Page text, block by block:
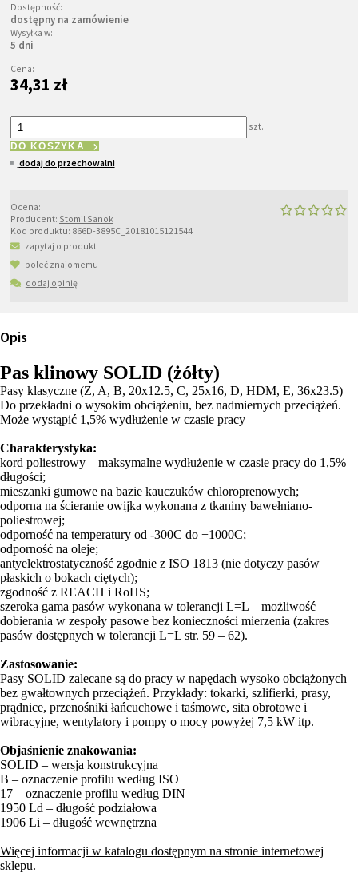
Dostępność:
dostępny na zamówienie
Wysyłka w:
5 dni
Cena:
34,31 zł
szt.
DO KOSZYKA
dodaj do przechowalni
Ocena:
Producent: Stomil Sanok
Kod produktu: 866D-3895C_20181015121544
zapytaj o produkt
poleć znajomemu
dodaj opinię
Opis
Pas klinowy SOLID (żółty)
Pasy klasyczne (Z, A, B, 20x12.5, C, 25x16, D, HDM, E, 36x23.5)
Do przekładni o wysokim obciążeniu, bez nadmiernych przeciążeń.
Może wystąpić 1,5% wydłużenie w czasie pracy
Charakterystyka:
kord poliestrowy – maksymalne wydłużenie w czasie pracy do 1,5%
długości;
mieszanki gumowe na bazie kauczuków chloroprenowych;
odporna na ścieranie owijka wykonana z tkaniny bawełniano-
poliestrowej;
odporność na temperatury od -300C do +1000C;
odporność na oleje;
antyelektrostatyczność zgodnie z ISO 1813 (nie dotyczy pasów
płaskich o bokach ciętych);
zgodność z REACH i RoHS;
szeroka gama pasów wykonana w tolerancji L=L – możliwość
dobierania w zespoły pasowe bez konieczności mierzenia (zakres
pasów dostępnych w tolerancji L=L str. 59 – 62).
Zastosowanie:
Pasy SOLID zalecane są do pracy w napędach wysoko obciążonych
bez gwałtownych przeciążeń. Przykłady: tokarki, szlifierki, prasy,
prądnice, przenośniki łańcuchowe i taśmowe, sita obrotowe i
wibracyjne, wentylatory i pompy o mocy powyżej 7,5 kW itp.
Objaśnienie znakowania:
SOLID – wersja konstrukcyjna
B – oznaczenie profilu według ISO
17 – oznaczenie profilu według DIN
1950 Ld – długość podziałowa
1906 Li – długość wewnętrzna
Więcej informacji w katalogu dostępnym na stronie internetowej
sklepu.